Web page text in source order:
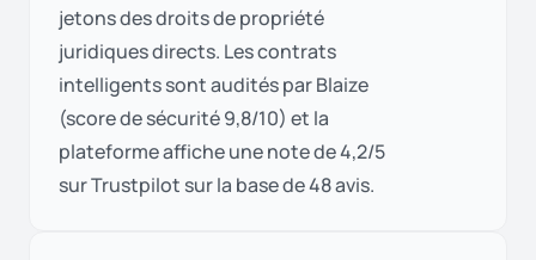
jetons des droits de propriété
juridiques directs. Les contrats
intelligents sont audités par Blaize
(score de sécurité 9,8/10) et la
plateforme affiche une note de 4,2/5
sur Trustpilot sur la base de 48 avis.